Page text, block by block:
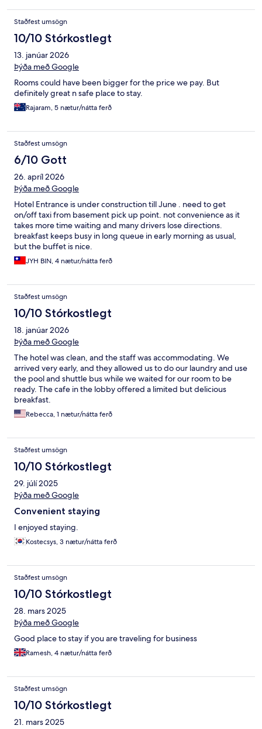
Staðfest umsögn
10/10 Stórkostlegt
13. janúar 2026
Þýða með Google
Rooms could have been bigger for the price we pay. But
definitely great n safe place to stay.
Rajaram, 5 nætur/nátta ferð
Staðfest umsögn
6/10 Gott
26. apríl 2026
Þýða með Google
Hotel Entrance is under construction till June . need to get
on/off taxi from basement pick up point. not convenience as it
takes more time waiting and many drivers lose directions.
breakfast keeps busy in long queue in early morning as usual,
but the buffet is nice.
JYH BIN, 4 nætur/nátta ferð
Staðfest umsögn
10/10 Stórkostlegt
18. janúar 2026
Þýða með Google
The hotel was clean, and the staff was accommodating. We
arrived very early, and they allowed us to do our laundry and use
the pool and shuttle bus while we waited for our room to be
ready. The cafe in the lobby offered a limited but delicious
breakfast.
Rebecca, 1 nætur/nátta ferð
Staðfest umsögn
10/10 Stórkostlegt
29. júlí 2025
Þýða með Google
Convenient staying
I enjoyed staying.
Kostecsys, 3 nætur/nátta ferð
Staðfest umsögn
10/10 Stórkostlegt
28. mars 2025
Þýða með Google
Good place to stay if you are traveling for business
Ramesh, 4 nætur/nátta ferð
Staðfest umsögn
10/10 Stórkostlegt
21. mars 2025